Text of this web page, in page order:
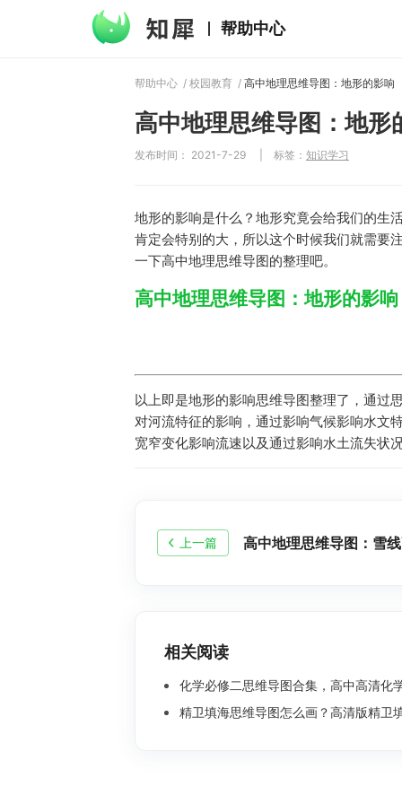
帮助中心
帮助中心 / 校园教育 / 高中地理思维导图：地形的影响
高中地理思维导图：地形
发布时间： 2021-7-29 标签： 知识学习
地形的影响是什么？地形究竟会给我们的生
肯定会特别的大，所以这个时候我们就需要
一下高中地理思维导图的整理吧。
高中地理思维导图：地形的影响
以上即是地形的影响思维导图整理了，通过
对河流特征的影响，通过影响气候影响水文
宽窄变化影响流速以及通过影响水土流失状
上一篇 高中地理思维导图：雪
相关阅读
化学必修二思维导图合集，高中高清化学思
精卫填海思维导图怎么画？高清版精卫填海思维